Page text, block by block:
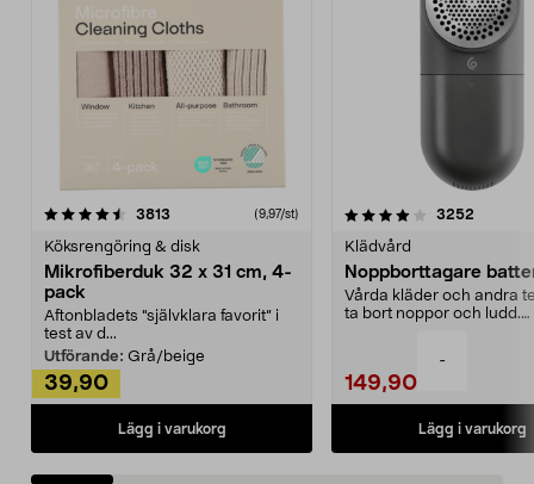
-
3813 (9,97/st)
Köksrengöring & disk
Mikrofiberduk 32 x 31 cm, 4-
pack
Aftonbladets "självklara favorit” i
test av d...
Utförande: Grå/beige
39,90
Lägg i varukorg
4.0av 5 stjärnor 3252
Klädvård
Noppborttagare
Vårda kläder och andra
ta bort noppor och ludd.
149,90
Lägg i varukorg
4.5av 5 stjärnor